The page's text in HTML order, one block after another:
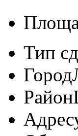
Тип
Город
Район
Адрес